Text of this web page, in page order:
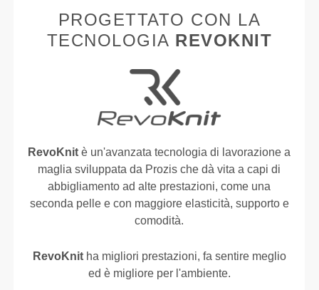
PROGETTATO CON LA
TECNOLOGIA REVOKNIT
RevoKnit è un'avanzata tecnologia di lavorazione a
maglia sviluppata da Prozis che dà vita a capi di
abbigliamento ad alte prestazioni, come una
seconda pelle e con maggiore elasticità, supporto e
comodità.
RevoKnitha migliori prestazioni, fa sentire meglio
ed è migliore per l'ambiente.